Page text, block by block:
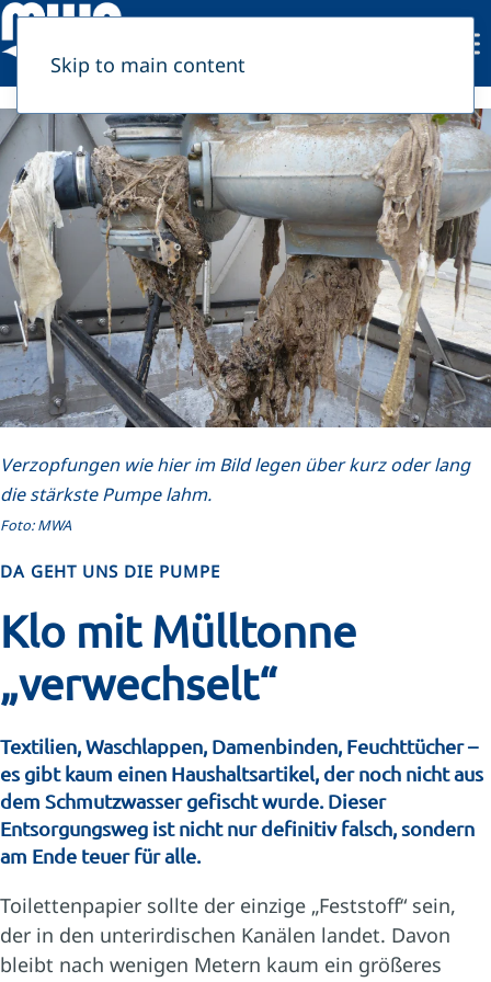
Skip to main content
Verzopfungen wie hier im Bild legen über kurz oder lang
die stärkste Pumpe lahm.
Foto: MWA
DA GEHT UNS DIE PUMPE
Klo mit Mülltonne
„verwechselt“
Textilien, Waschlappen, Damenbinden, Feuchttücher –
es gibt kaum einen Haushaltsartikel, der noch nicht aus
dem Schmutzwasser gefischt wurde. Dieser
Entsorgungsweg ist nicht nur definitiv falsch, sondern
am Ende teuer für alle.
Toilettenpapier sollte der einzige „Feststoff“ sein,
der in den unterirdischen Kanälen landet. Davon
bleibt nach wenigen Metern kaum ein größeres